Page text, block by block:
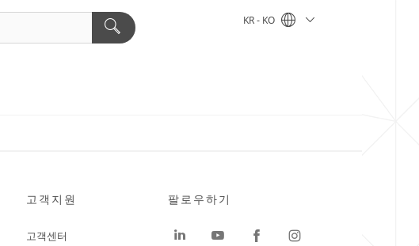
KR - KO
고객지원
고객센터
팔로우하기